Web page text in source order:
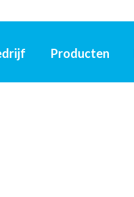
Producten